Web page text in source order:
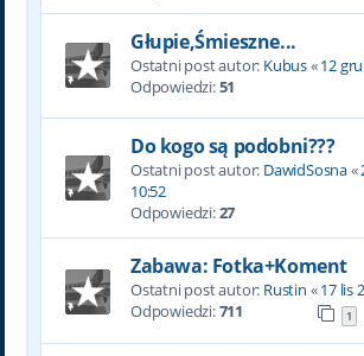
Głupie,Śmieszne...
Ostatni post autor: Kubus«12
Odpowiedzi:51
Do kogo są podobni???
Ostatni post autor: DawidSosna«
10:52
Odpowiedzi:27
Zabawa: Fotka+Koment
Ostatni post autor: Rustin «17 lis
Odpowiedzi:711 1